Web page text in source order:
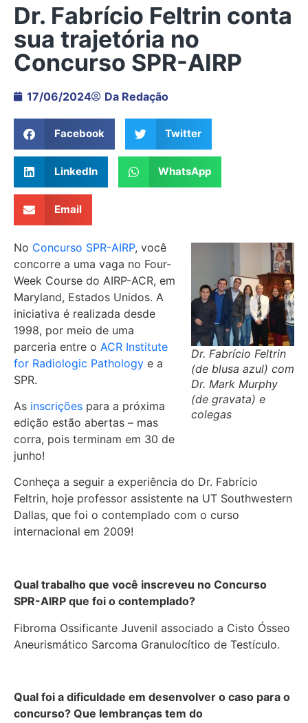
Dr. Fabrício Feltrin conta
sua trajetória no
Concurso SPR-AIRP
17/06/2024 Da Redação
Facebook Twitter
LinkedIn WhatsApp
Email
Dr. Fabrício Feltrin
(de blusa azul) com
Dr. Mark Murphy
(de gravata) e
colegas
No Concurso SPR-AIRP, você
concorre a uma vaga no Four-
Week Course do AIRP-ACR, em
Maryland, Estados Unidos. A
iniciativa é realizada desde
1998, por meio de uma
parceria entre o ACR Institute
for Radiologic Pathology e a
SPR.
As inscrições para a próxima
edição estão abertas – mas
corra, pois terminam em 30 de
junho!
Conheça a seguir a experiência do Dr. Fabrício
Feltrin, hoje professor assistente na UT Southwestern
Dallas, que foi o contemplado com o curso
internacional em 2009!
Qual trabalho que você inscreveu no Concurso
SPR-AIRP que foi o contemplado?
Fibroma Ossificante Juvenil associado a Cisto Ósseo
Aneurismático Sarcoma Granulocítico de Testículo.
Qual foi a dificuldade em desenvolver o caso para o
concurso? Que lembranças tem do